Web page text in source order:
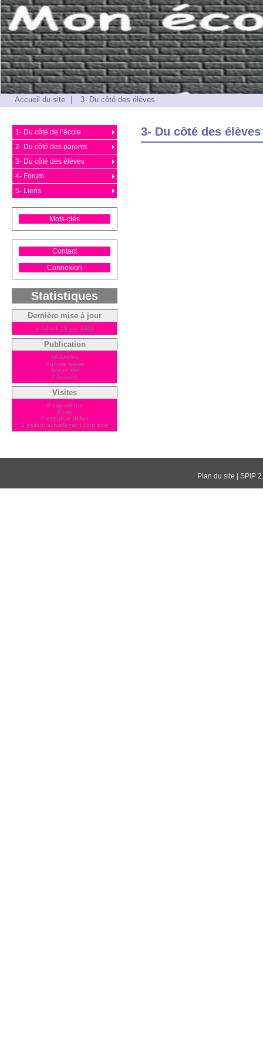
Accueil du site 3- Du côté des élèves
3- Du côté des élèves
1- Du côté de l’école
2- Du côté des parents
3- Du côté des élèves
4- Forum
5- Liens
Mots-clés
Contact
Connexion
Statistiques
Dernière mise à jour
vendredi 19 juin 2009
Publication
18 Articles
Aucune brève
Aucun site
2 Auteurs
Visites
0 aujourd'hui
0 hier
0 depuis le début
1 visiteur actuellement connecté
Plan du site SPIP